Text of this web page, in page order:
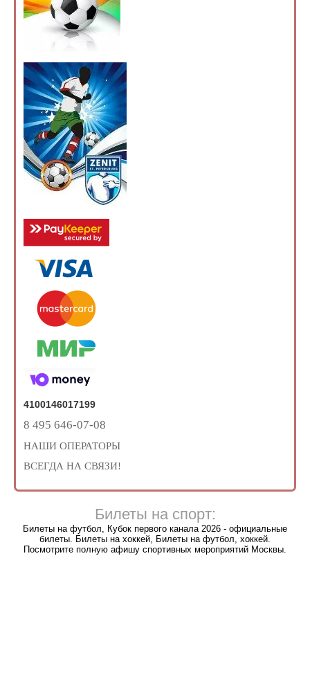
4100146017199
8 495 646-07-08
НАШИ ОПЕРАТОРЫ
ВСЕГДА НА СВЯЗИ!
Билеты на спорт:
Билеты на футбол, Кубок первого канала 2026 - официальные
билеты. Билеты на хоккей, Билеты на футбол, хоккей.
Посмотрите полную афишу спортивных мероприятий Москвы.